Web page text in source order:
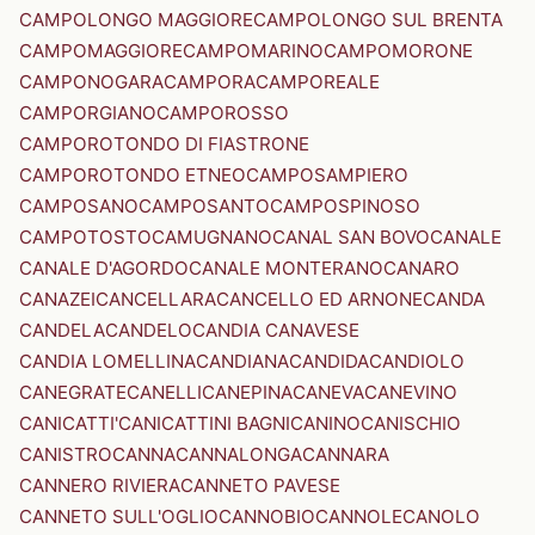
CAMPOLONGO MAGGIORECAMPOLONGO SUL BRENTA
CAMPOMAGGIORECAMPOMARINOCAMPOMORONE
CAMPONOGARACAMPORACAMPOREALE
CAMPORGIANOCAMPOROSSO
CAMPOROTONDO DI FIASTRONE
CAMPOROTONDO ETNEOCAMPOSAMPIERO
CAMPOSANOCAMPOSANTOCAMPOSPINOSO
CAMPOTOSTOCAMUGNANOCANAL SAN BOVOCANALE
CANALE D'AGORDOCANALE MONTERANOCANARO
CANAZEICANCELLARACANCELLO ED ARNONECANDA
CANDELACANDELOCANDIA CANAVESE
CANDIA LOMELLINACANDIANACANDIDACANDIOLO
CANEGRATECANELLICANEPINACANEVACANEVINO
CANICATTI'CANICATTINI BAGNICANINOCANISCHIO
CANISTROCANNACANNALONGACANNARA
CANNERO RIVIERACANNETO PAVESE
CANNETO SULL'OGLIOCANNOBIOCANNOLECANOLO